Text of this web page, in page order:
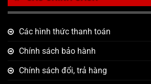
Các hình thức thanh toán
Chính sách bảo hành
Chính sách đổi, trả hàng